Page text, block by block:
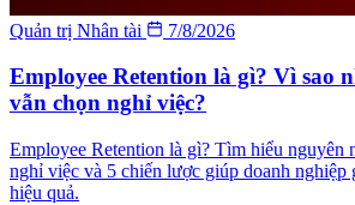
Quản trị Nhân tài 7/8/2026
Employee Retention là gì? Vì sao
vẫn chọn nghỉ việc?
Employee Retention là gì? Tìm hiểu nguyên
nghỉ việc và 5 chiến lược giúp doanh nghiệp
hiệu quả.